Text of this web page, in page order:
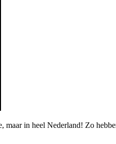
in heel Nederland! Zo